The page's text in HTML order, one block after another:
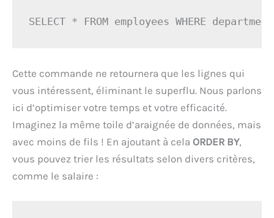
SELECT * FROM employees WHERE
Cette commande ne retournera que les lignes qui
vous intéressent, éliminant le superflu. Nous parlons
ici d’optimiser votre temps et votre efficacité.
Imaginez la même toile d’araignée de données, mais
avec moins de fils ! En ajoutant à cela ORDER BY,
vous pouvez trier les résultats selon divers critères,
comme le salaire :